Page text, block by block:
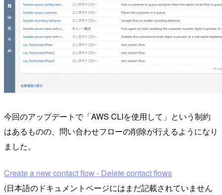
今回のアップデートで「AWS CLIを使用して」という制約
はあるものの、問い合わせフローの削除が行えるようになり
ました。
Create a new contact flow - Delete contact flows
(日本語のドキュメントページにはまだ記載されていません